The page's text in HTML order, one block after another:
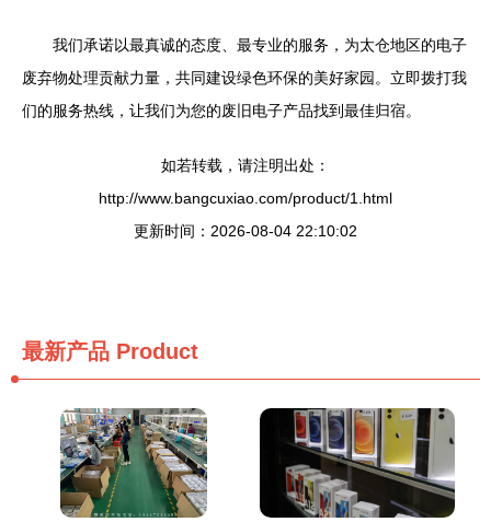
我们承诺以最真诚的态度、最专业的服务，为太仓地区的电子
废弃物处理贡献力量，共同建设绿色环保的美好家园。立即拨打我
们的服务热线，让我们为您的废旧电子产品找到最佳归宿。
如若转载，请注明出处：
http://www.bangcuxiao.com/product/1.html
更新时间：2026-08-04 22:10:02
最新产品 Product